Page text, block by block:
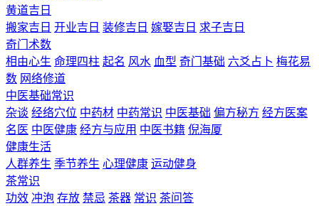
黄道吉日
搬家吉日 开业吉日 装修吉日 嫁娶吉日 求子吉日
奇门术数
相由心生 命理四柱 起名 风水 血型 奇门基础 六爻占卜 梅花易
数 网络修道
中医基础常识
杂谈 经络穴位 中药材 中药常识 中医基础 偏方秘方 经方医案
名医 中医健康 经方与应用 中医书籍 倪海厦
健康生活
人群养生 季节养生 心理健康 运动健身
茶常识
功效 冲泡 存放 禁忌 茶器 常识 茶问答